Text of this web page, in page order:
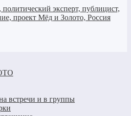
встречи и в группы